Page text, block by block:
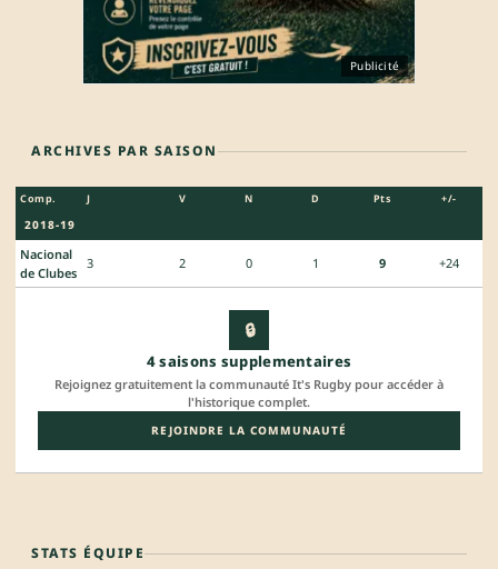
Publicité
ARCHIVES PAR SAISON
Comp. J V N D Pts +/-
2018-19
Nacional
de Clubes
3 2 0 1 9 +24
🔒
4 saisons supplementaires
Rejoignez gratuitement la communauté It's Rugby pour accéder à
l'historique complet.
REJOINDRE LA COMMUNAUTÉ
STATS ÉQUIPE